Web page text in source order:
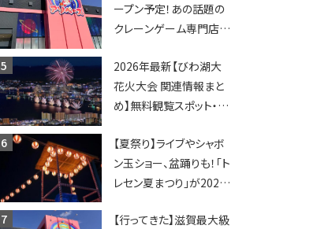
ープン予定！あの話題の
クレーンゲーム専門店
ってくる！豊郷店に続く滋
賀2店舗目★
2026年最新【びわ湖大
花火大会 関連情報まと
め】無料観覧スポット・同
ップ・交通規制に近隣施
設の駐車場情報なども
要チェック★
【夏祭り】ライブやシャボ
ン玉ショー、盆踊りも！「ト
レセン夏まつり」が2026
【行ってきた】滋賀最大級